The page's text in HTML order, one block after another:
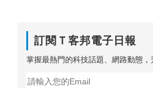
訂閱Ｔ客邦電子日報
掌握最熱門的科技話題、網路動態，